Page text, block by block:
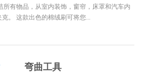
所有物品，从室内装饰，窗帘，床罩和汽车内
。 这款出色的棉绒刷可将您...
弯曲工具